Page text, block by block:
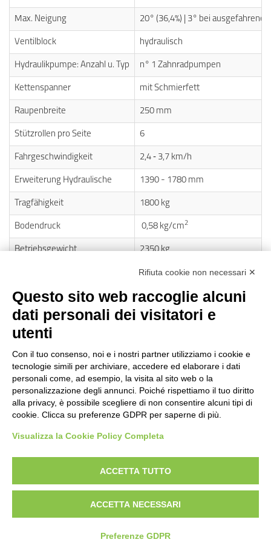
Max. Neigung 20° (36,4%) | 3° bei
Ventilblock hydraulisch
Hydraulikpumpe: Anzahl u. Typ n° 1 Zahnradpumpen
Kettenspanner mit Schmierfett
Raupenbreite 250 mm
Stützrollen pro Seite 6
Fahrgeschwindigkeit 2,4 ‐ 3,7 km/h
Erweiterung Hydraulische 1390 - 1780 mm
Tragfähigkeit 1800 kg
Bodendruck 0,58 kg/cm2
Betriebsgewicht 2350 kg
Reg. Impr. C.C.I.A.A. 01996640239
R.E.A. 210602
Cod. Fisc. e
P. IVA 01996640239
Capitale Sociale 1.500.000 i.v.
Informationen
FAQ
Rifiuta cookie non necessari ✕
Questo sito web raccoglie alcuni
dati personali dei visitatori e
utenti
Con il tuo consenso, noi e i nostri partner utilizziamo i cookie e
tecnologie simili per archiviare, accedere ed elaborare i dati
personali come, ad esempio, la visita al sito web o la
personalizzazione degli annunci. Poiché rispettiamo il tuo diritto
alla privacy, è possibile scegliere di non consentire alcuni tipi di
cookie. Clicca su preferenze GDPR per saperne di più.
Visualizza la Cookie Policy Completa
ACCETTA TUTTO
ACCETTA NECESSARI
Preferenze GDPR